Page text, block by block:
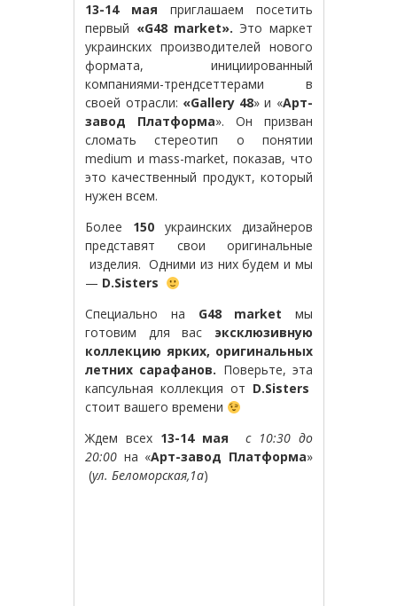
13-14 мая приглашаем посетить
первый «G48 market». Это маркет
украинских производителей нового
формата, инициированный
компаниями-трендсеттерами в
своей отрасли: «Gallery 48» и «Арт-
завод Платформа». Он призван
сломать стереотип о понятии
medium и mass-market, показав, что
это качественный продукт, который
нужен всем.
Более 150 украинских дизайнеров
представят свои оригинальные
изделия. Одними из них будем и мы
— D.Sisters
Специально на G48 market мы
готовим для вас эксклюзивную
коллекцию ярких, оригинальных
летних сарафанов. Поверьте, эта
капсульная коллекция от D.Sisters
стоит вашего времени
Ждем всех 13-14 мая
с 10:30 до
20:00 на «Арт-завод Платформа»
(ул. Беломорская,1а)